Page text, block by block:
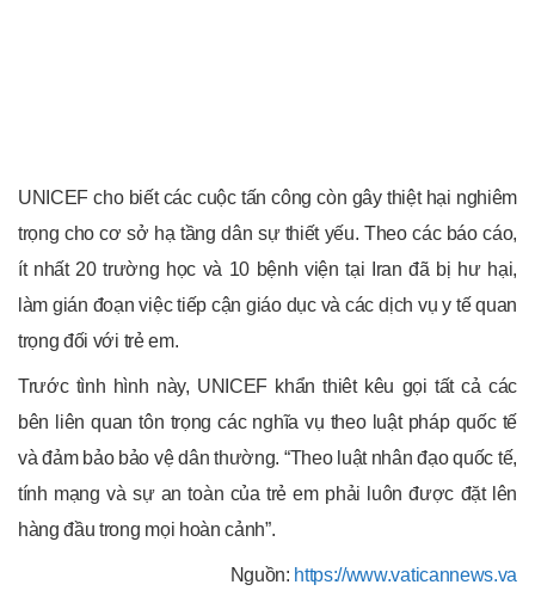
UNICEF cho biết các cuộc tấn công còn gây thiệt hại nghiêm
trọng cho cơ sở hạ tầng dân sự thiết yếu. Theo các báo cáo,
ít nhất 20 trường học và 10 bệnh viện tại Iran đã bị hư hại,
làm gián đoạn việc tiếp cận giáo dục và các dịch vụ y tế quan
trọng đối với trẻ em.
Trước tình hình này, UNICEF khẩn thiêt kêu gọi tất cả các
bên liên quan tôn trọng các nghĩa vụ theo luật pháp quốc tế
và đảm bảo bảo vệ dân thường. “Theo luật nhân đạo quốc tế,
tính mạng và sự an toàn của trẻ em phải luôn được đặt lên
hàng đầu trong mọi hoàn cảnh”.
Nguồn: https://www.vaticannews.va